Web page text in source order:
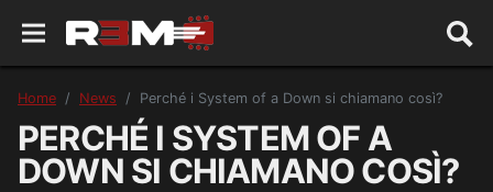
Home News Perché i System of a Down si chiamano così?
PERCHÉ I SYSTEM OF A
DOWN SI CHIAMANO COSÌ?